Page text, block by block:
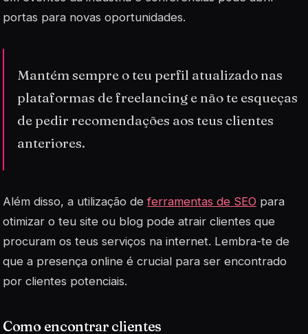
portas para novas oportunidades.
Mantém sempre o teu perfil atualizado nas
plataformas de freelancing e não te esqueças
de pedir recomendações aos teus clientes
anteriores.
Além disso, a utilização deferramentas de SEO para
otimizar o teu site ou blog pode atrair clientes que
procuram os teus serviços na internet. Lembra-te de
que a presença online é crucial para ser encontrado
por clientes potenciais.
Como encontrar clientes